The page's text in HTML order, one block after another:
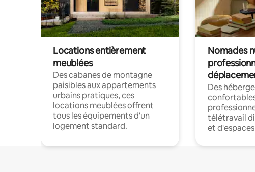
Locations entièrement
meublées
Des cabanes de montagne
paisibles aux appartements
urbains pratiques, ces
locations meublées offrent
tous les équipements d'un
logement standard.
Nomades
Des
télétravail
et